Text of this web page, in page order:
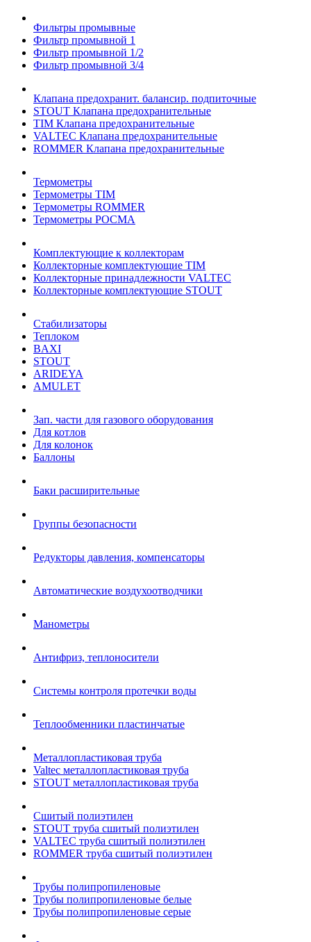
Фильтры промывные
Фильтр промывной 1
Фильтр промывной 1/2
Фильтр промывной 3/4
Клапана предохранит. балансир. подпиточные
STOUT Клапана предохранительные
TIM Клапана предохранительные
VALTEC Клапана предохранительные
ROMMER Клапана предохранительные
Термометры
Термометры TIM
Термометры ROMMER
Термометры РОСМА
Комплектующие к коллекторам
Коллекторные комплектующие TIM
Коллекторные принадлежности VALTEC
Коллекторные комплектующие STOUT
Стабилизаторы
Теплоком
BAXI
STOUT
ARIDEYA
AMULET
Зап. части для газового оборудования
Для котлов
Для колонок
Баллоны
Баки расширительные
Группы безопасности
Редукторы давления, компенсаторы
Автоматические воздухоотводчики
Манометры
Антифриз, теплоносители
Системы контроля протечки воды
Теплообменники пластинчатые
Металлопластиковая труба
Valtec металлопластиковая труба
STOUT металлопластиковая труба
Сшитый полиэтилен
STOUT труба сшитый полиэтилен
VALTEC труба сшитый полиэтилен
ROMMER труба сшитый полиэтилен
Трубы полипропиленовые
Трубы полипропиленовые белые
Трубы полипропиленовые серые